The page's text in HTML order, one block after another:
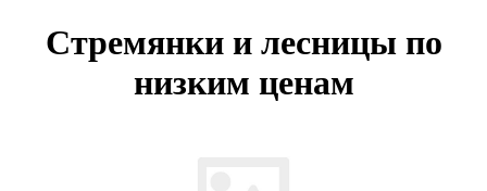
Стремянки и лесницы по
низким ценам